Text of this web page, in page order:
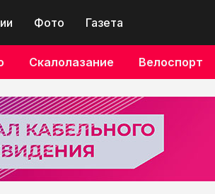
Фото Газета
Скалолазание Велоспорт